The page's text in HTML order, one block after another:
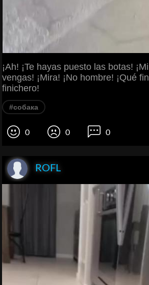
¡Ah! ¡Te hayas puesto las botas!
vengas! ¡Mira! ¡No hombre! ¡Qué
finichero!
#собака
0 0 0
ROFL